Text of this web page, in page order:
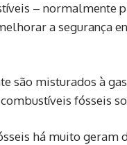
– normalmente
a segurança
são misturados à
fósseis
há muito geram